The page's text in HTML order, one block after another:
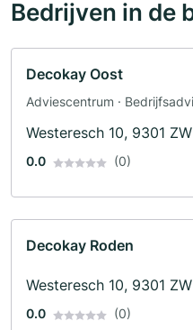
Bedrijven in de
Decokay Oost
Adviescentrum ·
Westeresch 10, 9301
0.0 (0)
Decokay Roden
Westeresch 10, 9301
0.0 (0)